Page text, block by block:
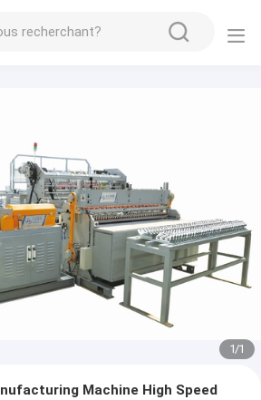
1/1
Machine High Speed